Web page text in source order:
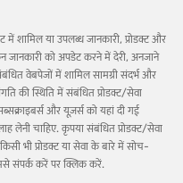
शामिल या उपलब्ध जानकारी, प्रोडक्ट और
जानकारी को अपडेट करने में देरी, अनजाने
वेबपेजों में शामिल सामग्री संदर्भ और
की स्थिति में संबंधित प्रोडक्ट/सेवा
और यूज़र्स को यहां दी गई
लेनी चाहिए. कृपया संबंधित प्रोडक्ट/सेवा
भी प्रोडक्ट या सेवा के बारे में सोच-
संपर्क करें पर क्लिक करें.